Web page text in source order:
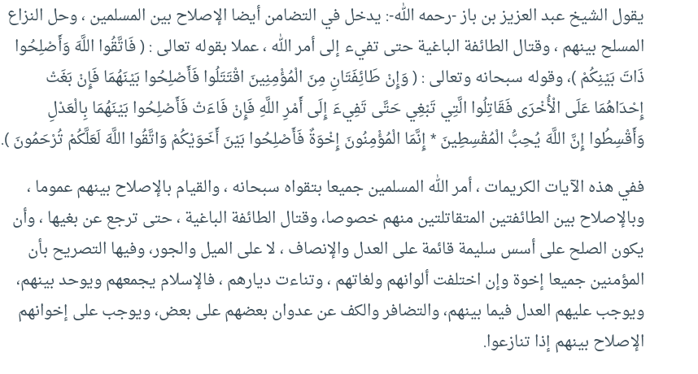
يقول الشيخ عبد العزيز بن باز -رحمه الله-: يدخل في التضامن أيضا الإصلاح بين المسلمين ، وحل النزاع
المسلح بينهم ، وقتال الطائفة الباغية حتى تفيء إلى أمر الله ، عملا بقوله تعالى : ( فَاتَّقُوا اللَّهَ وَأَصْلِحُوا
ذَاتَ بَيْنِكُمْ )، وقوله سبحانه وتعالى : ( وَإِنْ طَائِفَتَانِ مِنَ الْمُؤْمِنِينَ اقْتَتَلُوا فَأَصْلِحُوا بَيْنَهُمَا فَإِنْ بَغَتْ
إِحْدَاهُمَا عَلَى الْأُخْرَى فَقَاتِلُوا الَّتِي تَبْغِي حَتَّى تَفِيءَ إِلَى أَمْرِ اللَّهِ فَإِنْ فَاءَتْ فَأَصْلِحُوا بَيْنَهُمَا بِالْعَدْلِ
وَأَقْسِطُوا إِنَّ اللَّهَ يُحِبُّ الْمُقْسِطِينَ * إِنَّمَا الْمُؤْمِنُونَ إِخْوَةٌ فَأَصْلِحُوا بَيْنَ أَخَوَيْكُمْ وَاتَّقُوا اللَّهَ لَعَلَّكُمْ تُرْحَمُونَ ).
ففي هذه الآيات الكريمات ، أمر الله المسلمين جميعا بتقواه سبحانه ، والقيام بالإصلاح بينهم عموما ،
وبالإصلاح بين الطائفتين المتقاتلتين منهم خصوصا، وقتال الطائفة الباغية ، حتى ترجع عن بغيها ، وأن
يكون الصلح على أسس سليمة قائمة على العدل والإنصاف ، لا على الميل والجور، وفيها التصريح بأن
المؤمنين جميعا إخوة وإن اختلفت ألوانهم ولغاتهم ، وتناءت ديارهم ، فالإسلام يجمعهم ويوحد بينهم،
ويوجب عليهم العدل فيما بينهم، والتضافر والكف عن عدوان بعضهم على بعض، ويوجب على إخوانهم
الإصلاح بينهم إذا تنازعوا.